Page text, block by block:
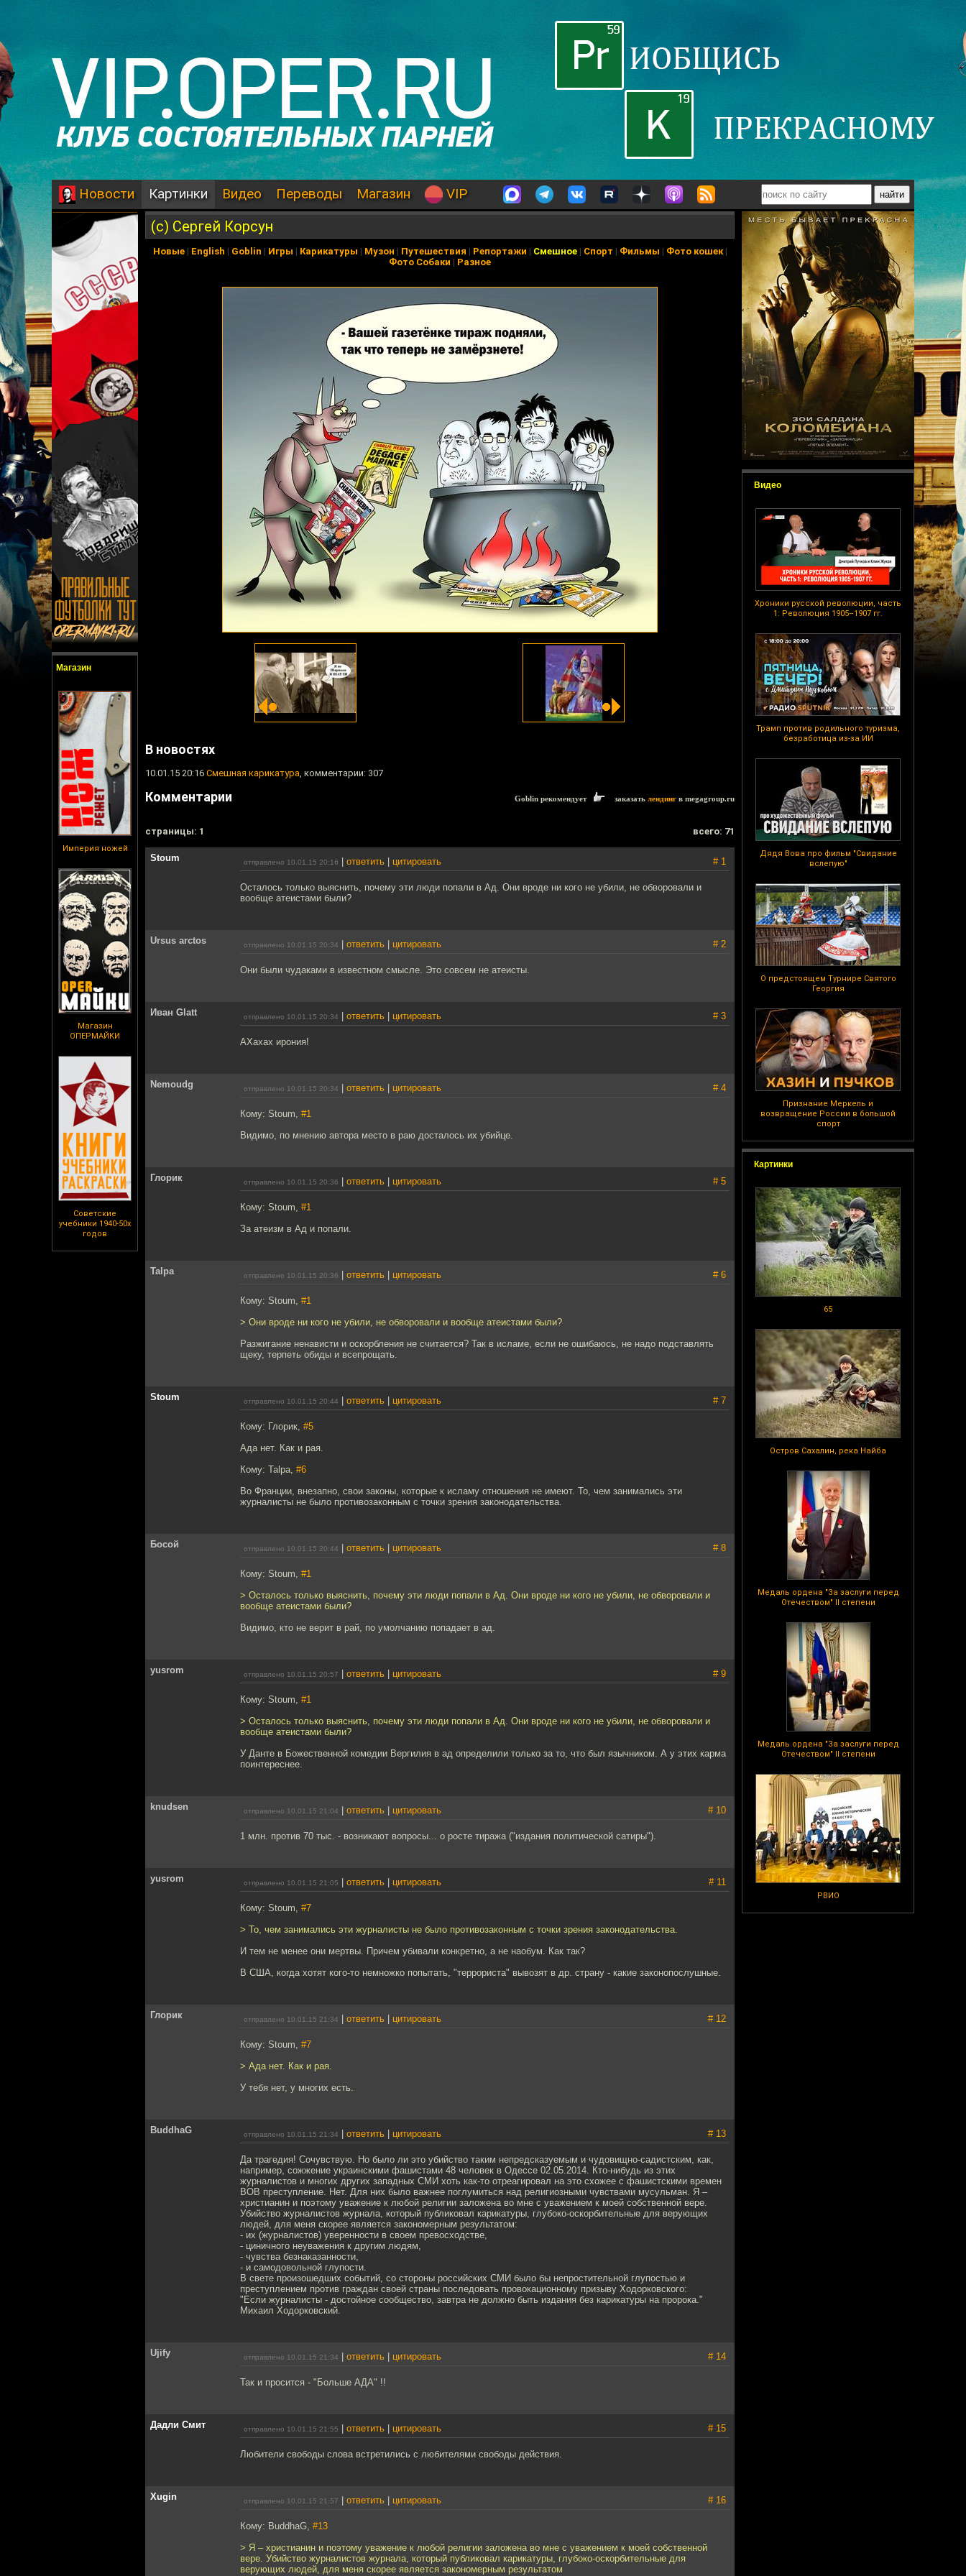
Новости Картинки Видео Переводы Магазин VIP
Магазин
Империя ножей
Магазин
ОПЕРМАЙКИ
Советские
учебники 1940-50х
годов
Видео
Хроники русской революции, часть
1: Революция 1905–1907 гг.
Трамп против родильного туризма,
безработица из-за ИИ
Дядя Вова про фильм "Свидание
вслепую"
О предстоящем Турнире Святого
Георгия
Признание Меркель и
возвращение России в большой
спорт
Картинки
65
Остров Сахалин, река Найба
Медаль ордена "За заслуги перед
Отечеством" II степени
Медаль ордена "За заслуги перед
Отечеством" II степени
РВИО
(с) Сергей Корсун
Новые| English | Goblin | Игры | Карикатуры | Музон | Путешествия | Репортажи | Смешное| Спорт | Фильмы | Фото кошек|
Фото Собаки | Разное
В новостях
10.01.15 20:16 Смешная карикатура, комментарии: 307
Комментарии Goblin рекомендует заказать лендинг в megagroup.ru
cтраницы: 1 всего: 71
Stoum отправлено 10.01.15 20:16 ответить цитировать # 1
Осталось только выяснить, почему эти люди попали в Ад. Они вроде ни кого не убили, не обворовали и
вообще атеистами были?
Ursus arctos отправлено 10.01.15 20:34 ответить цитировать # 2
Они были чудаками в известном смысле. Это совсем не атеисты.
Иван Glatt отправлено 10.01.15 20:34 ответить цитировать # 3
АХахах ирония!
Nemoudg отправлено 10.01.15 20:34 ответить цитировать # 4
Кому: Stoum, #1
Видимо, по мнению автора место в раю досталось их убийце.
Глорик отправлено 10.01.15 20:36 ответить цитировать # 5
Кому: Stoum, #1
За атеизм в Ад и попали.
Talpa отправлено 10.01.15 20:36 ответить цитировать # 6
Кому: Stoum, #1
> Они вроде ни кого не убили, не обворовали и вообще атеистами были?
Разжигание ненависти и оскорбления не считается? Так в исламе, если не ошибаюсь, не надо подставлять
щеку, терпеть обиды и всепрощать.
Stoum отправлено 10.01.15 20:44 ответить цитировать # 7
Кому: Глорик, #5
Ада нет. Как и рая.
Кому: Talpa, #6
Во Франции, внезапно, свои законы, которые к исламу отношения не имеют. То, чем занимались эти
журналисты не было противозаконным с точки зрения законодательства.
Босой отправлено 10.01.15 20:44 ответить цитировать # 8
Кому: Stoum, #1
> Осталось только выяснить, почему эти люди попали в Ад. Они вроде ни кого не убили, не обворовали и
вообще атеистами были?
Видимо, кто не верит в рай, по умолчанию попадает в ад.
yusrom отправлено 10.01.15 20:57 ответить цитировать # 9
Кому: Stoum, #1
> Осталось только выяснить, почему эти люди попали в Ад. Они вроде ни кого не убили, не обворовали и
вообще атеистами были?
У Данте в Божественной комедии Вергилия в ад определили только за то, что был язычником. А у этих карма
поинтереснее.
knudsen отправлено 10.01.15 21:04 ответить цитировать # 10
1 млн. против 70 тыс. - возникают вопросы... о росте тиража ("издания политической сатиры").
yusrom отправлено 10.01.15 21:05 ответить цитировать # 11
Кому: Stoum, #7
> То, чем занимались эти журналисты не было противозаконным с точки зрения законодательства.
И тем не менее они мертвы. Причем убивали конкретно, а не наобум. Как так?
В США, когда хотят кого-то немножко попытать, "террориста" вывозят в др. страну - какие законопослушные.
Глорик отправлено 10.01.15 21:34 ответить цитировать # 12
Кому: Stoum, #7
> Ада нет. Как и рая.
У тебя нет, у многих есть.
BuddhaG отправлено 10.01.15 21:34 ответить цитировать # 13
Да трагедия! Сочувствую. Но было ли это убийство таким непредсказуемым и чудовищно-садистским, как,
например, сожжение украинскими фашистами 48 человек в Одессе 02.05.2014. Кто-нибудь из этих
журналистов и многих других западных СМИ хоть как-то отреагировал на это схожее с фашистскими времен
ВОВ преступление. Нет. Для них было важнее поглумиться над религиозными чувствами мусульман. Я –
христианин и поэтому уважение к любой религии заложена во мне с уважением к моей собственной вере.
Убийство журналистов журнала, который публиковал карикатуры, глубоко-оскорбительные для верующих
людей, для меня скорее является закономерным результатом:
- их (журналистов) уверенности в своем превосходстве,
- циничного неуважения к другим людям,
- чувства безнаказанности,
- и самодовольной глупости.
В свете произошедших событий, со стороны российских СМИ было бы непростительной глупостью и
преступлением против граждан своей страны последовать провокационному призыву Ходорковского:
"Если журналисты - достойное сообщество, завтра не должно быть издания без карикатуры на пророка."
Михаил Ходорковский.
Ujify отправлено 10.01.15 21:34 ответить цитировать # 14
Так и просится - "Больше АДА" !!
Дадли Смит отправлено 10.01.15 21:55 ответить цитировать # 15
Любители свободы слова встретились с любителями свободы действия.
Xugin отправлено 10.01.15 21:57 ответить цитировать # 16
Кому: BuddhaG, #13
> Я – христианин и поэтому уважение к любой религии заложена во мне с уважением к моей собственной
вере. Убийство журналистов журнала, который публиковал карикатуры, глубоко-оскорбительные для
верующих людей, для меня скорее является закономерным результатом